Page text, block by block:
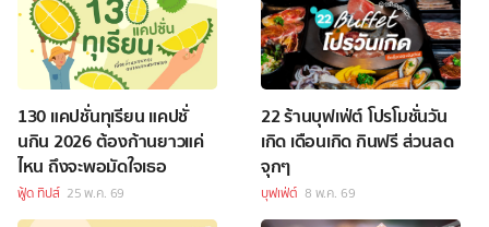
130 แคปชั่นทุเรียน แคปชั่
นกิน 2026 ต้องก้านยาวแค่
ไหน ถึงจะพอมัดใจเธอ
ฟู้ด ทิปส์ 25 พ.ค. 69
22 ร้านบุฟเฟ่ต์ โปรโมชั่นวัน
เกิด เดือนเกิด กินฟรี ส่วนลด
จุกๆ
บุฟเฟ่ต์ 8 พ.ค. 69